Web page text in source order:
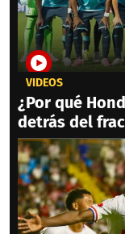
VIDEOS
¿Por qué
detrás del